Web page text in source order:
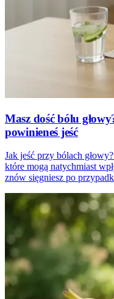
Masz dość bólu
powinieneś jeść
Jak jeść przy bólach
które mogą natychmiast
znów sięgniesz po